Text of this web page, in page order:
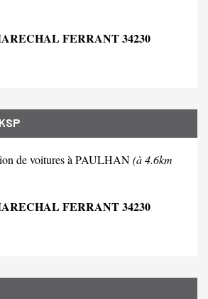
FERRANT 34230
de voitures à PAULHAN(à 4.6km
FERRANT 34230